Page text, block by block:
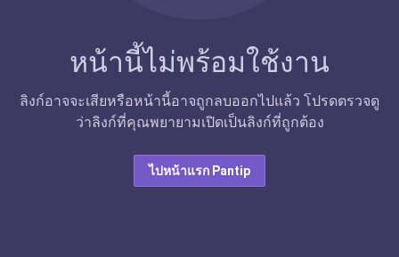
หน้านี้ไม่พร้อมใช้งาน
ลิงก์อาจจะเสียหรือหน้านี้อาจถูกลบออกไปแล้ว โปรดตรวจดู
ว่าลิงก์ที่คุณพยายามเปิดเป็นลิงก์ที่ถูกต้อง
ไปหน้าแรก Pantip